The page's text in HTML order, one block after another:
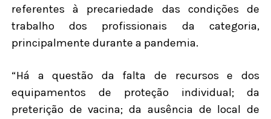
referentes à precariedade das condições de
trabalho dos profissionais da categoria,
principalmente durante a pandemia.
“Há a questão da falta de recursos e dos
equipamentos de proteção individual; da
preterição de vacina; da ausência de local de